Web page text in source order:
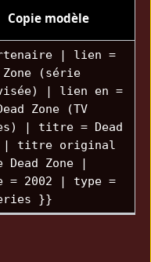
Copie modèle
| lien =
Zone (série
| lien en =
Zone (TV
| titre = Dead
| titre original
Dead Zone |
= 2002 | type =
}}